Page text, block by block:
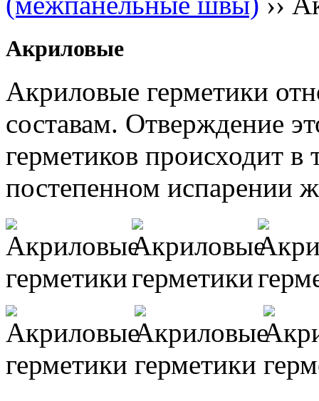
Акриловые
Акриловые герметики
составам. Отверждение
герметиков происходит в
постепенном испарении